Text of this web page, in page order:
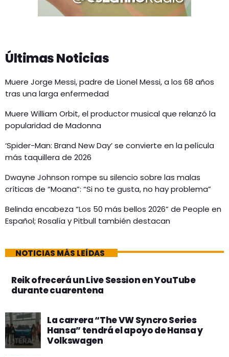
Últimas Noticias
Muere Jorge Messi, padre de Lionel Messi, a los 68 años
tras una larga enfermedad
Muere William Orbit, el productor musical que relanzó la
popularidad de Madonna
‘Spider-Man: Brand New Day’ se convierte en la película
más taquillera de 2026
Dwayne Johnson rompe su silencio sobre las malas
críticas de “Moana”: “Si no te gusta, no hay problema”
Belinda encabeza “Los 50 más bellos 2026” de People en
Español; Rosalía y Pitbull también destacan
NOTICIAS MÁS LEÍDAS
Reik ofrecerá un Live Session en YouTube
durante cuarentena
La carrera “The VW Syncro Series
Hansa” tendrá el apoyo de Hansa y
Volkswagen